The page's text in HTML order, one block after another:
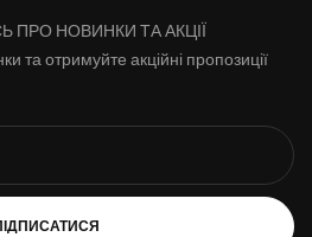
ПРО НОВИНКИ ТА АКЦІЇ
та отримуйте акційні пропозиції